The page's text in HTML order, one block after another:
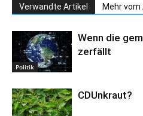
Verwandte Artikel Mehr
Politik
Wenn die
zerfällt
CDUnkraut?